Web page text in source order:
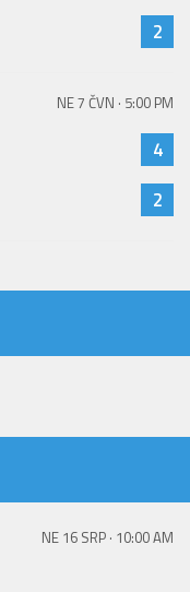
2
NE 7 ČVN · 5:00 PM
4
2
NE 16 SRP · 10:00 AM